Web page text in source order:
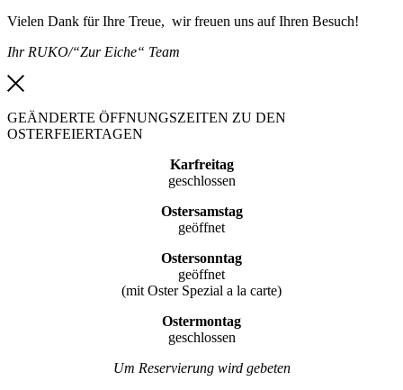
Vielen Dank für Ihre Treue, wir freuen uns auf Ihren Besuch!
Ihr RUKO/“Zur Eiche“ Team
GEÄNDERTE ÖFFNUNGSZEITEN ZU DEN
OSTERFEIERTAGEN
Karfreitag
geschlossen
Ostersamstag
geöffnet
Ostersonntag
geöffnet
(mit Oster Spezial a la carte)
Ostermontag
geschlossen
Um Reservierung wird gebeten